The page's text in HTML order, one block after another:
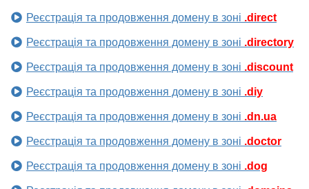
Реєстрація та продовження домену в зоні .direct
Реєстрація та продовження домену в зоні .directory
Реєстрація та продовження домену в зоні .discount
Реєстрація та продовження домену в зоні .diy
Реєстрація та продовження домену в зоні .dn.ua
Реєстрація та продовження домену в зоні .doctor
Реєстрація та продовження домену в зоні .dog